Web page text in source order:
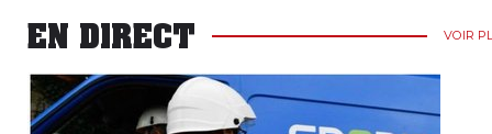
EN DIRECT VOIR